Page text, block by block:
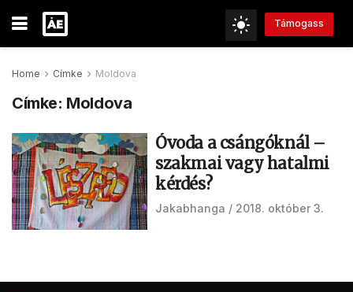
Támogass
Home Címke Moldova
Címke: Moldova
Óvoda a csángóknál –
szakmai vagy hatalmi
kérdés?
Jakabhanga 2018. október 3.